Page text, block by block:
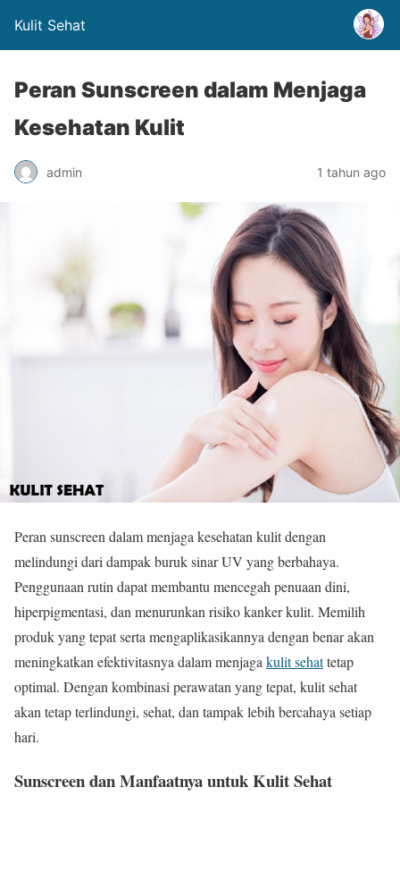
Kulit Sehat
Peran Sunscreen dalam Menjaga
Kesehatan Kulit
admin 1 tahun ago
Peran sunscreen dalam menjaga kesehatan kulit dengan
melindungi dari dampak buruk sinar UV yang berbahaya.
Penggunaan rutin dapat membantu mencegah penuaan dini,
hiperpigmentasi, dan menurunkan risiko kanker kulit. Memilih
produk yang tepat serta mengaplikasikannya dengan benar akan
meningkatkan efektivitasnya dalam menjaga kulit sehattetap
optimal. Dengan kombinasi perawatan yang tepat, kulit sehat
akan tetap terlindungi, sehat, dan tampak lebih bercahaya setiap
hari.
Sunscreen dan Manfaatnya untuk Kulit Sehat